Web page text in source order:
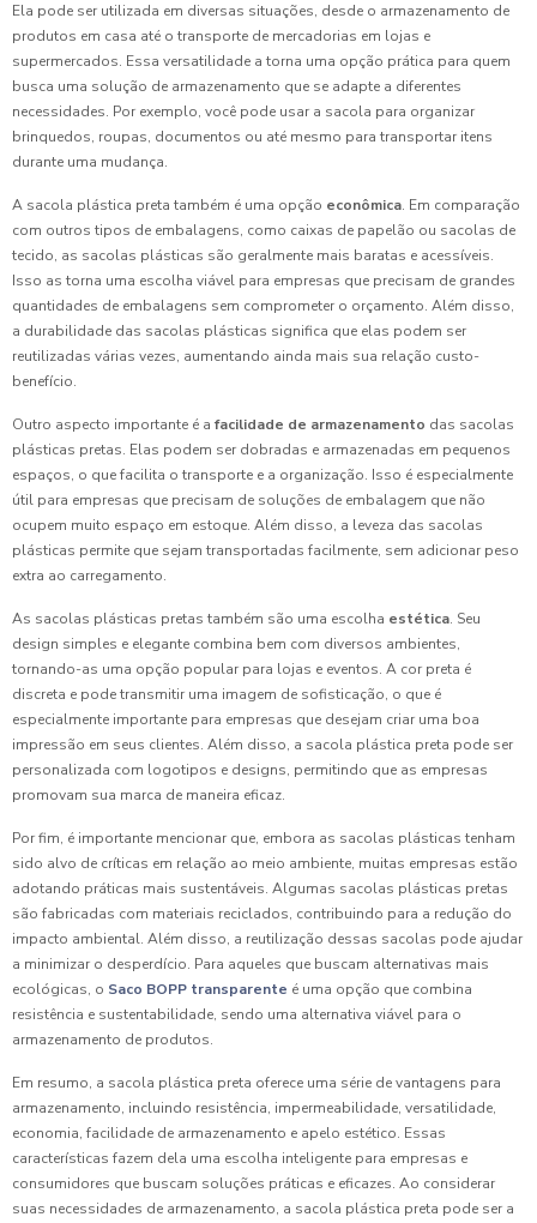
Ela pode ser utilizada em diversas situações, desde o armazenamento de
produtos em casa até o transporte de mercadorias em lojas e
supermercados. Essa versatilidade a torna uma opção prática para quem
busca uma solução de armazenamento que se adapte a diferentes
necessidades. Por exemplo, você pode usar a sacola para organizar
brinquedos, roupas, documentos ou até mesmo para transportar itens
durante uma mudança.
A sacola plástica preta também é uma opção econômica. Em comparação
com outros tipos de embalagens, como caixas de papelão ou sacolas de
tecido, as sacolas plásticas são geralmente mais baratas e acessíveis.
Isso as torna uma escolha viável para empresas que precisam de grandes
quantidades de embalagens sem comprometer o orçamento. Além disso,
a durabilidade das sacolas plásticas significa que elas podem ser
reutilizadas várias vezes, aumentando ainda mais sua relação custo-
benefício.
Outro aspecto importante é a facilidade de armazenamento das sacolas
plásticas pretas. Elas podem ser dobradas e armazenadas em pequenos
espaços, o que facilita o transporte e a organização. Isso é especialmente
útil para empresas que precisam de soluções de embalagem que não
ocupem muito espaço em estoque. Além disso, a leveza das sacolas
plásticas permite que sejam transportadas facilmente, sem adicionar peso
extra ao carregamento.
As sacolas plásticas pretas também são uma escolha estética. Seu
design simples e elegante combina bem com diversos ambientes,
tornando-as uma opção popular para lojas e eventos. A cor preta é
discreta e pode transmitir uma imagem de sofisticação, o que é
especialmente importante para empresas que desejam criar uma boa
impressão em seus clientes. Além disso, a sacola plástica preta pode ser
personalizada com logotipos e designs, permitindo que as empresas
promovam sua marca de maneira eficaz.
Por fim, é importante mencionar que, embora as sacolas plásticas tenham
sido alvo de críticas em relação ao meio ambiente, muitas empresas estão
adotando práticas mais sustentáveis. Algumas sacolas plásticas pretas
são fabricadas com materiais reciclados, contribuindo para a redução do
impacto ambiental. Além disso, a reutilização dessas sacolas pode ajudar
a minimizar o desperdício. Para aqueles que buscam alternativas mais
ecológicas, o Saco BOPP transparente é uma opção que combina
resistência e sustentabilidade, sendo uma alternativa viável para o
armazenamento de produtos.
Em resumo, a sacola plástica preta oferece uma série de vantagens para
armazenamento, incluindo resistência, impermeabilidade, versatilidade,
economia, facilidade de armazenamento e apelo estético. Essas
características fazem dela uma escolha inteligente para empresas e
consumidores que buscam soluções práticas e eficazes. Ao considerar
suas necessidades de armazenamento, a sacola plástica preta pode ser a